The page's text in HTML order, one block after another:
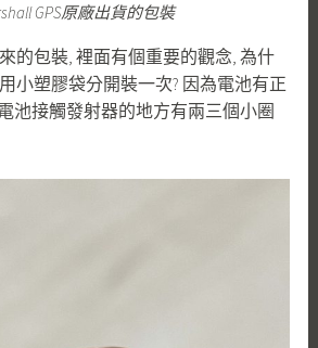
GPS原廠出貨的包裝
的包裝, 裡面有個重要的觀念, 為什
小塑膠袋分開裝一次? 因為電池有正
池接觸發射器的地方有兩三個小圈